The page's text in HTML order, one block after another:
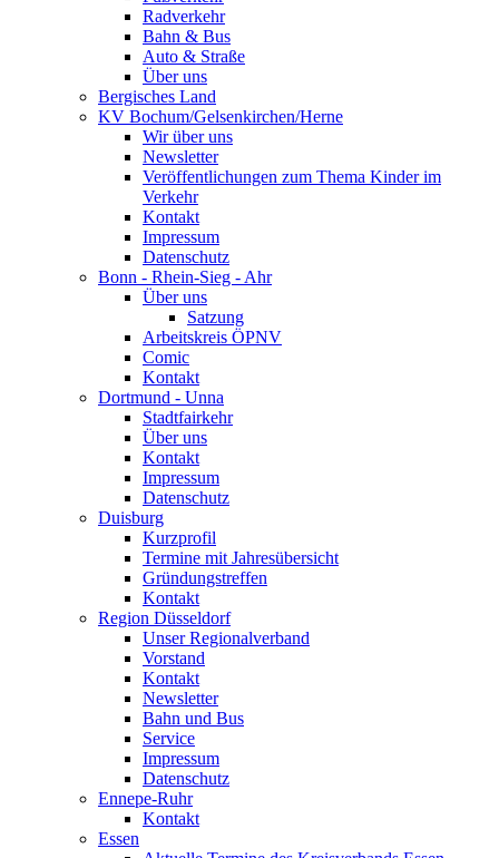
Radverkehr
Bahn & Bus
Auto & Straße
Über uns
Bergisches Land
KV Bochum/Gelsenkirchen/Herne
Wir über uns
Newsletter
Veröffentlichungen zum Thema Kinder im
Verkehr
Kontakt
Impressum
Datenschutz
Bonn - Rhein-Sieg - Ahr
Über uns
Satzung
Arbeitskreis ÖPNV
Comic
Kontakt
Dortmund - Unna
Stadtfairkehr
Über uns
Kontakt
Impressum
Datenschutz
Duisburg
Kurzprofil
Termine mit Jahresübersicht
Gründungstreffen
Kontakt
Region Düsseldorf
Unser Regionalverband
Vorstand
Kontakt
Newsletter
Bahn und Bus
Service
Impressum
Datenschutz
Ennepe-Ruhr
Kontakt
Essen